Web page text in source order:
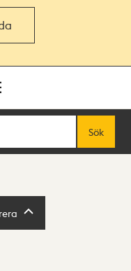
Sök